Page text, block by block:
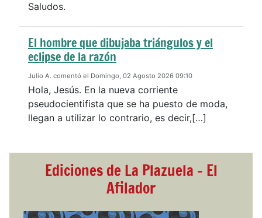
Saludos.
El hombre que dibujaba triángulos y el
eclipse de la razón
Julio A. comentó el Domingo, 02 Agosto 2026 09:10
Hola, Jesús. En la nueva corriente
pseudocientifista que se ha puesto de moda,
llegan a utilizar lo contrario, es decir,[…]
Ediciones de La Plazuela - El
Afilador